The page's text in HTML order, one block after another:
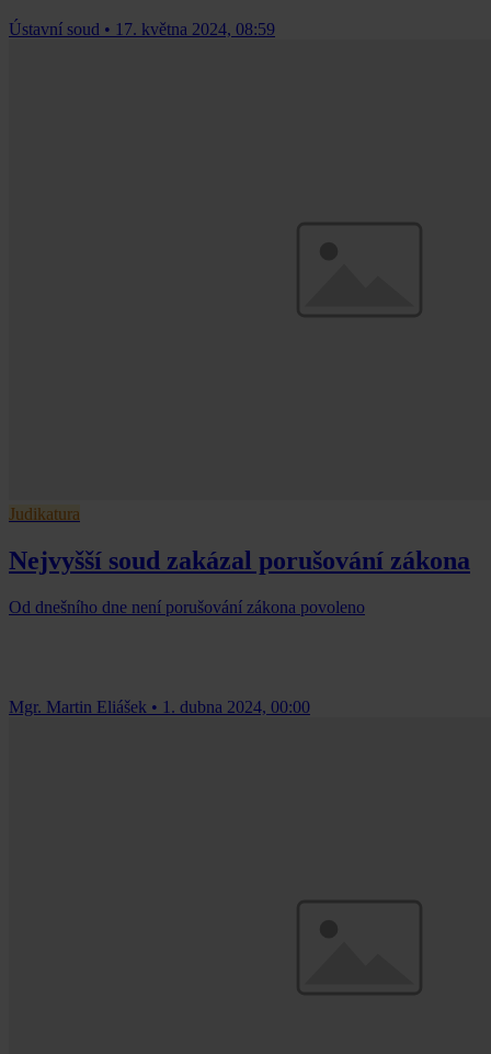
Ústavní soud • 17. května 2024, 08:59
Judikatura
Nejvyšší soud zakázal porušování zákona
Od dnešního dne není porušování zákona povoleno
Mgr. Martin Eliášek • 1. dubna 2024, 00:00